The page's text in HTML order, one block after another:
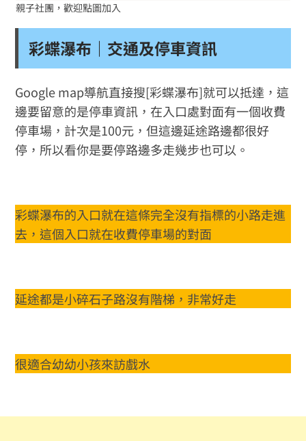
親子社團，歡迎點圖加入
彩蝶瀑布｜交通及停車資訊
Google map導航直接搜[彩蝶瀑布]就可以抵達，這
邊要留意的是停車資訊，在入口處對面有一個收費
停車場，計次是100元，但這邊延途路邊都很好
停，所以看你是要停路邊多走幾步也可以。
彩蝶瀑布的入口就在這條完全沒有指標的小路走進
去，這個入口就在收費停車場的對面
延途都是小碎石子路沒有階梯，非常好走
很適合幼幼小孩來訪戲水